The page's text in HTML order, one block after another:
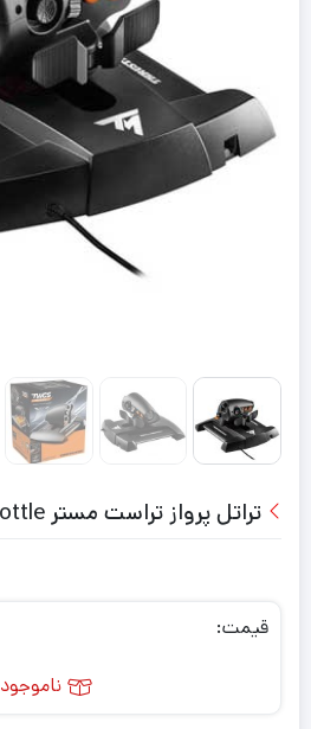
تراتل پرواز تراست مستر TWCS Throttle
قیمت:
ناموجود